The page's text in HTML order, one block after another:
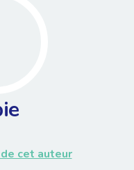
cet auteur